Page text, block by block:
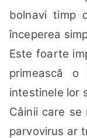
bolnavi timp
începerea
Este foarte
primească
intestinele lor
Câinii care
parvovirus ar